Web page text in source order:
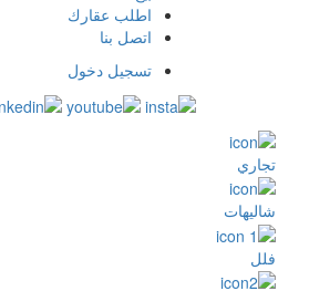
اطلب عقارك
اتصل بنا
user
تسجيل دخول
تجاري
شاليهات
فلل